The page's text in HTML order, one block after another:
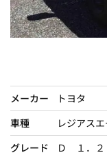
メーカー
トヨタ
車種
レジアス
グレード
Ｄ １．